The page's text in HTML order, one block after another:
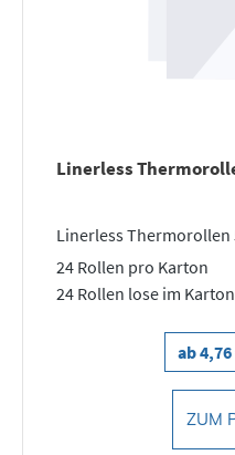
Linerless
Linerless Thermorollen
24 Rollen pro Karton
24 Rollen lose im Karton
ab
ZUM